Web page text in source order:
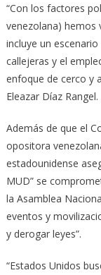
“Con los factores
venezolana) hemos
incluye un
callejeras y el
enfoque de cerco y
Eleazar Díaz Rangel.
Además de que el
opositora
estadounidense
MUD” se
la Asamblea
eventos y
y derogar leyes”.
“Estados Unidos